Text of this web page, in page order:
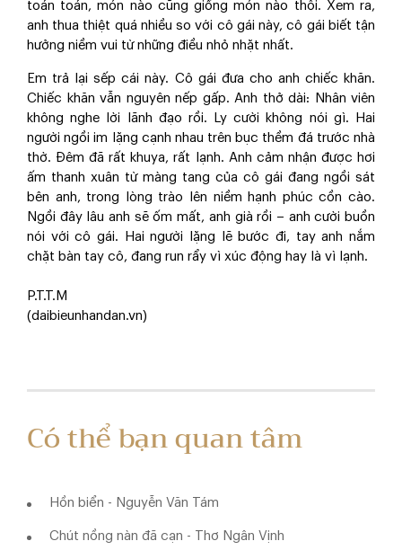
toán toán, món nào cũng giống món nào thôi. Xem ra,
anh thua thiệt quá nhiều so với cô gái này, cô gái biết tận
hưởng niềm vui từ những điều nhỏ nhặt nhất.
Em trả lại sếp cái này. Cô gái đưa cho anh chiếc khăn.
Chiếc khăn vẫn nguyên nếp gấp. Anh thở dài: Nhân viên
không nghe lời lãnh đạo rồi. Ly cười không nói gì. Hai
người ngồi im lặng cạnh nhau trên bục thềm đá trước nhà
thờ. Đêm đã rất khuya, rất lạnh. Anh cảm nhận được hơi
ấm thanh xuân từ màng tang của cô gái đang ngồi sát
bên anh, trong lòng trào lên niềm hạnh phúc cồn cào.
Ngồi đây lâu anh sẽ ốm mất, anh già rồi – anh cười buồn
nói với cô gái. Hai người lặng lẽ bước đi, tay anh nắm
chặt bàn tay cô, đang run rẩy vì xúc động hay là vì lạnh.
P.T.T.M
(daibieunhandan.vn)
Có thể bạn quan tâm
Hồn biển - Nguyễn Văn Tám
Chút nồng nàn đã cạn - Thơ Ngân Vịnh